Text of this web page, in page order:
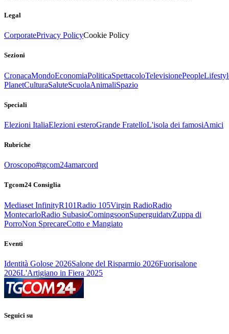
Legal
CorporatePrivacy PolicyCookie Policy
Sezioni
CronacaMondoEconomiaPoliticaSpettacoloTelevisionePeople
PlanetCulturaSaluteScuolaAnimaliSpazio
Speciali
Elezioni ItaliaElezioni esteroGrande FratelloL'isola dei famosiAmici
Rubriche
Oroscopo#tgcom24amarcord
Tgcom24 Consiglia
Mediaset InfinityR101Radio 105Virgin RadioRadio
MontecarloRadio SubasioComingsoonSuperguidatvZuppa di
PorroNon SprecareCotto e Mangiato
Eventi
Identità Golose 2026Salone del Risparmio 2026Fuorisalone
2026L'Artigiano in Fiera 2025
Seguici su